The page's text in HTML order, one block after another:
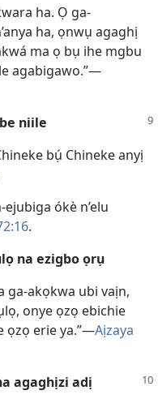
ha. Ọ ga-
ha, ọnwụ agaghị
ma ọ bụ ihe mgbu
agabigawo.”—
niile
bụ́ Chineke anyị
ókè n’elu
.
na ezigbo ọrụ
ga-akọkwa ubi vaịn,
onye ọzọ ebichie
ọzọ erie ya.”—Aịzaya
agaghịzi adị